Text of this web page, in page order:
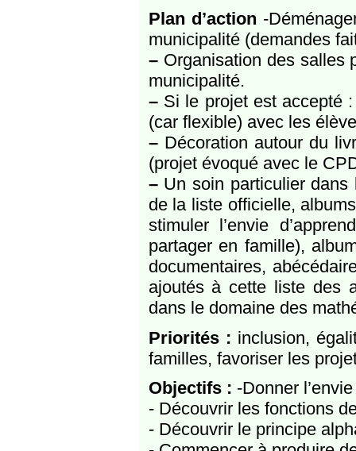
Plan d’action​ -
municipalité (demandes
–Organisation des salles
municipalité.
–Si le projet est accepté :
(car flexible) avec les
–Décoration autour du
(projet évoqué avec le
–Un soin particulier dans
de la liste officielle,
stimuler l’envie
partager en famille),
documentaires,
ajoutés à cette liste des
dans le domaine des
Priorités : inclusion,
familles, favoriser les
Objectifs : -Donner
- Découvrir les fonctions
- Découvrir le principe